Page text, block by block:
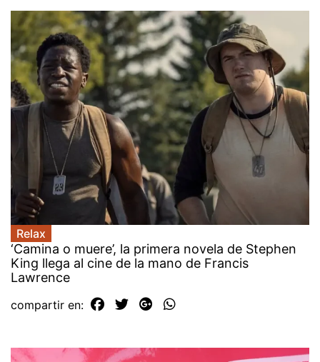
Relax
‘Camina o muere’, la primera novela de Stephen
King llega al cine de la mano de Francis
Lawrence
compartir en: